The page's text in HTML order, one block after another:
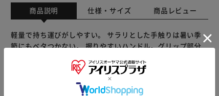
商品説明 仕様・サイズ 商品レビュー
軽量で持ち運びがしやすい。 サラリとした手触りは暑い季
節にもベタつかない。 握りやすいハンドル。グリップ部分
の幅が広く、小さいながらも必要なものはしっかり収納。
長財布、スマホ、エコバッグ、A5ノートなど…。 350mlの
ボトルがタテに、500mlのボトルがヨコに収まります。 適